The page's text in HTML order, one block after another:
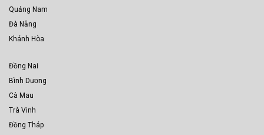
Quảng Nam
Đà Nẵng
Khánh Hòa
Đồng Nai
Bình Dương
Cà Mau
Trà Vinh
Đồng Tháp